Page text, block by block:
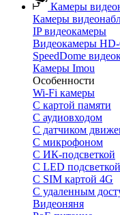
Камеры
Камеры
IP видеокамеры
Видеокамеры
SpeedDome
Камеры Imou
Особенности
Wi-Fi камеры
С картой памяти
С аудиовходом
С датчиком
С микрофоном
С ИК-подсветкой
С LED подсветкой
C SIM картой 4G
C удаленным
Видеоняня